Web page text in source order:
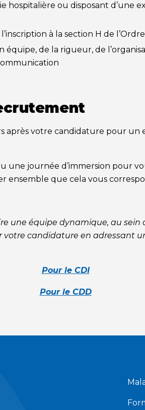
hospitalière ou disposant d’une
à la section H de l’Ordre
équipe, de la rigueur, de
après votre candidature pour
une journée d’immersion pour
ensemble que cela vous
une équipe dynamique, au sein
votre candidature en adressant
Pour le CDI
Pour le CDD